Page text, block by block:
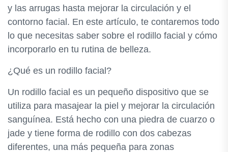
y las arrugas hasta mejorar la circulación y el
contorno facial. En este artículo, te contaremos todo
lo que necesitas saber sobre el rodillo facial y cómo
incorporarlo en tu rutina de belleza.
¿Qué es un rodillo facial?
Un rodillo facial es un pequeño dispositivo que se
utiliza para masajear la piel y mejorar la circulación
sanguínea. Está hecho con una piedra de cuarzo o
jade y tiene forma de rodillo con dos cabezas
diferentes, una más pequeña para zonas